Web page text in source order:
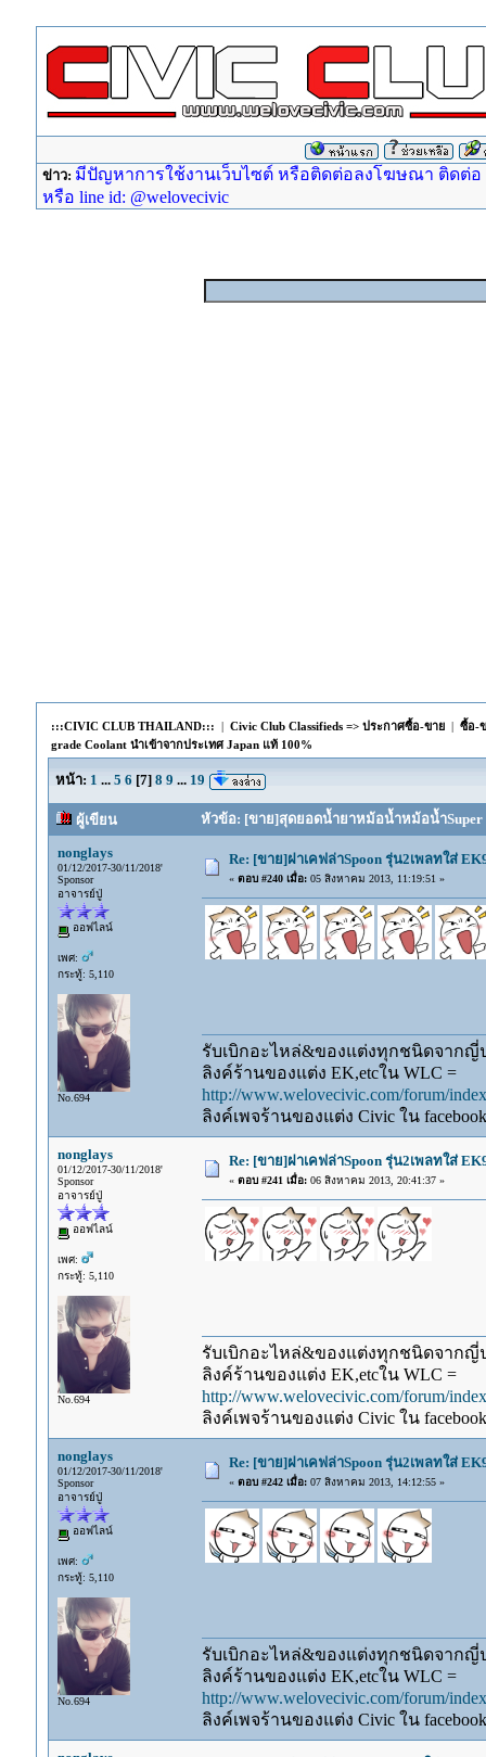
ข่าว: มีปัญหาการใช้งานเว็บไซต์ หรือติดต่อลงโฆษณา ติดต่อ
หรือ line id: @welovecivic
:::CIVIC CLUB THAILAND::: | Civic Club Classifieds => ประกาศซื้อ-ขาย| ซื้อ-
grade Coolant นำเข้าจากประเทศ Japan แท้ 100%
หน้า: 1 ... 5 6 [7] 8 9 ... 19
ผู้เขียน หัวข้อ: [ขาย]สุดยอดน้ำยาหม้อน้ำหม้อน้ำSuper
nonglays
01/12/2017-30/11/2018'
Sponsor
อาจารย์ปู่
ออฟไลน์
เพศ:
กระทู้: 5,110
No.694
Re: [ขาย]ฝาเคฟล่าSpoon รุ่น2เพลทใส่
« ตอบ #240 เมื่อ:05 สิงหาคม 2013, 11:19:51 »
รับเบิกอะไหล่&ของแต่งทุกชนิดจากญี่
ลิงค์ร้านของแต่ง EK,etcใน WLC =
http://www.welovecivic.com/forum/
ลิงค์เพจร้านของแต่ง Civic ใน
nonglays
01/12/2017-30/11/2018'
Sponsor
อาจารย์ปู่
ออฟไลน์
เพศ:
กระทู้: 5,110
No.694
Re: [ขาย]ฝาเคฟล่าSpoon รุ่น2เพลทใส่
« ตอบ #241 เมื่อ:06 สิงหาคม 2013, 20:41:37 »
รับเบิกอะไหล่&ของแต่งทุกชนิดจากญี่
ลิงค์ร้านของแต่ง EK,etcใน WLC =
http://www.welovecivic.com/forum/
ลิงค์เพจร้านของแต่ง Civic ใน
nonglays
01/12/2017-30/11/2018'
Sponsor
อาจารย์ปู่
ออฟไลน์
เพศ:
กระทู้: 5,110
No.694
Re: [ขาย]ฝาเคฟล่าSpoon รุ่น2เพลทใส่
« ตอบ #242 เมื่อ:07 สิงหาคม 2013, 14:12:55 »
รับเบิกอะไหล่&ของแต่งทุกชนิดจากญี่
ลิงค์ร้านของแต่ง EK,etcใน WLC =
http://www.welovecivic.com/forum/
ลิงค์เพจร้านของแต่ง Civic ใน